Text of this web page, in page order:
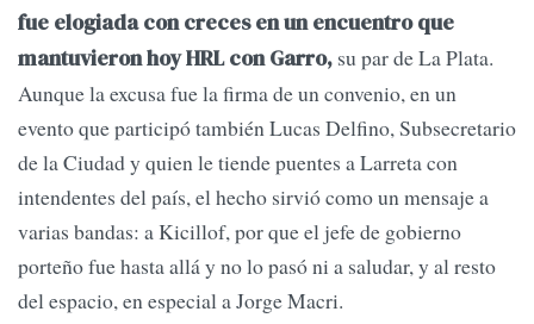
fue elogiada con creces en un encuentro que
mantuvieron hoy HRL con Garro, su par de La Plata.
Aunque la excusa fue la firma de un convenio, en un
evento que participó también Lucas Delfino, Subsecretario
de la Ciudad y quien le tiende puentes a Larreta con
intendentes del país, el hecho sirvió como un mensaje a
varias bandas: a Kicillof, por que el jefe de gobierno
porteño fue hasta allá y no lo pasó ni a saludar, y al resto
del espacio, en especial a Jorge Macri.